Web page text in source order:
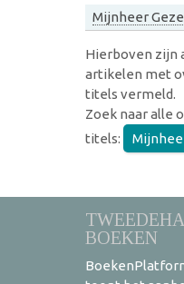
Mijnheer
Hierboven zijn
artikelen met
titels vermeld.
Zoek naar alle
titels:
BOEKEN